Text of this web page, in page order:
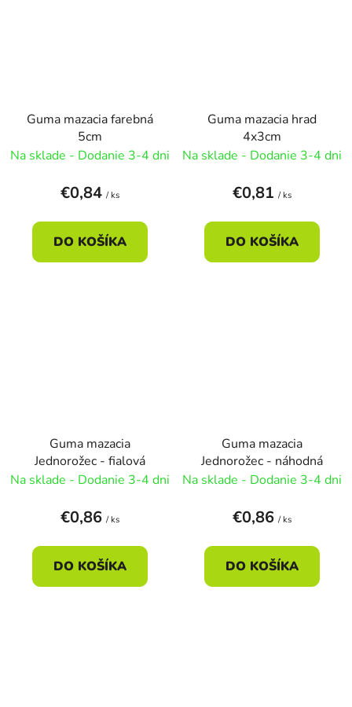
Guma mazacia farebná
5cm
Na sklade - Dodanie 3-4 dni
€0,84 / ks
DO KOŠÍKA
Guma mazacia hrad
4x3cm
Na sklade - Dodanie 3-4 dni
€0,81 / ks
DO KOŠÍKA
Guma mazacia
Jednorožec - fialová
Na sklade - Dodanie 3-4 dni
€0,86 / ks
DO KOŠÍKA
Guma mazacia
Jednorožec - náhodná
Na sklade - Dodanie 3-4 dni
€0,86 / ks
DO KOŠÍKA